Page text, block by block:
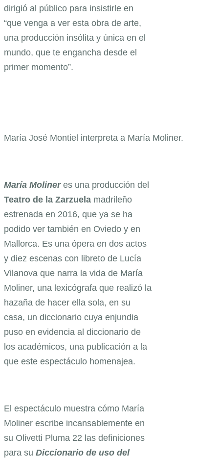
dirigió al público para insistirle en
“que venga a ver esta obra de arte,
una producción insólita y única en el
mundo, que te engancha desde el
primer momento”.
María José Montiel interpreta a María Moliner.
María Molineres una producción del
Teatro de la Zarzuela madrileño
estrenada en 2016, que ya se ha
podido ver también en Oviedo y en
Mallorca. Es una ópera en dos actos
y diez escenas con libreto de Lucía
Vilanova que narra la vida de María
Moliner, una lexicógrafa que realizó la
hazaña de hacer ella sola, en su
casa, un diccionario cuya enjundia
puso en evidencia al diccionario de
los académicos, una publicación a la
que este espectáculo homenajea.
El espectáculo muestra cómo María
Moliner escribe incansablemente en
su Olivetti Pluma 22 las definiciones
para su Diccionario de uso del